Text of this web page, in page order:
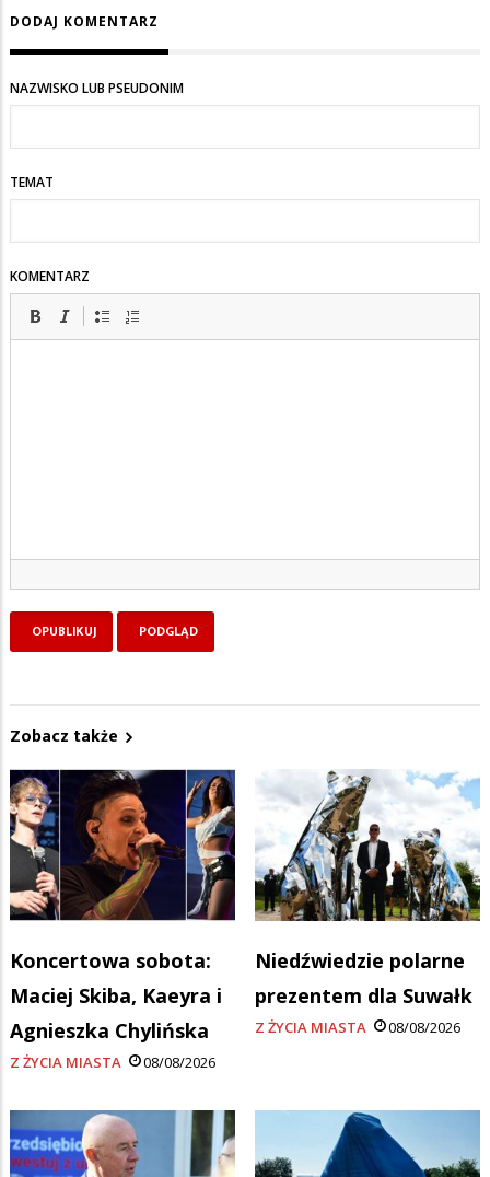
DODAJ KOMENTARZ
NAZWISKO LUB PSEUDONIM
TEMAT
KOMENTARZ
Zobacz także
Koncertowa sobota:
Maciej Skiba, Kaeyra i
Agnieszka Chylińska
Z ŻYCIA MIASTA 08/08/2026
Niedźwiedzie polarne
prezentem dla Suwałk
Z ŻYCIA MIASTA 08/08/2026